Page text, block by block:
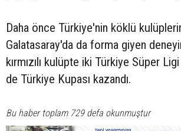
Daha önce Türkiye'nin köklü
Galatasaray'da da forma giyen
kırmızılı kulüpte iki Türkiye Süper
de Türkiye Kupası kazandı.
Bu haber toplam 729 defa okunmuştur